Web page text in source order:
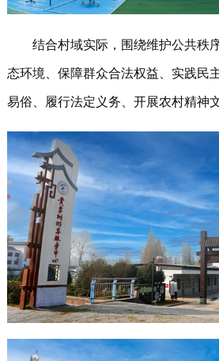
结合村域实际，围绕维护公共秩
态环境、保障群众合法权益、实践民
易俗、履行法定义务、开展农村精神